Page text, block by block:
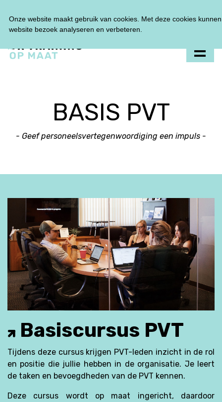
BASIS PVT
- Geef personeelsvertegenwoordiging een impuls -
Basiscursus PVT
Tijdens deze cursus krijgen PVT-leden inzicht in de rol
en positie die jullie hebben in de organisatie. Je leert
de taken en bevoegdheden van de PVT kennen.
Deze cursus wordt op maat ingericht, daardoor
Onze website maakt gebruik van cookies. Met deze cookies
website bezoek analyseren en verbeteren.